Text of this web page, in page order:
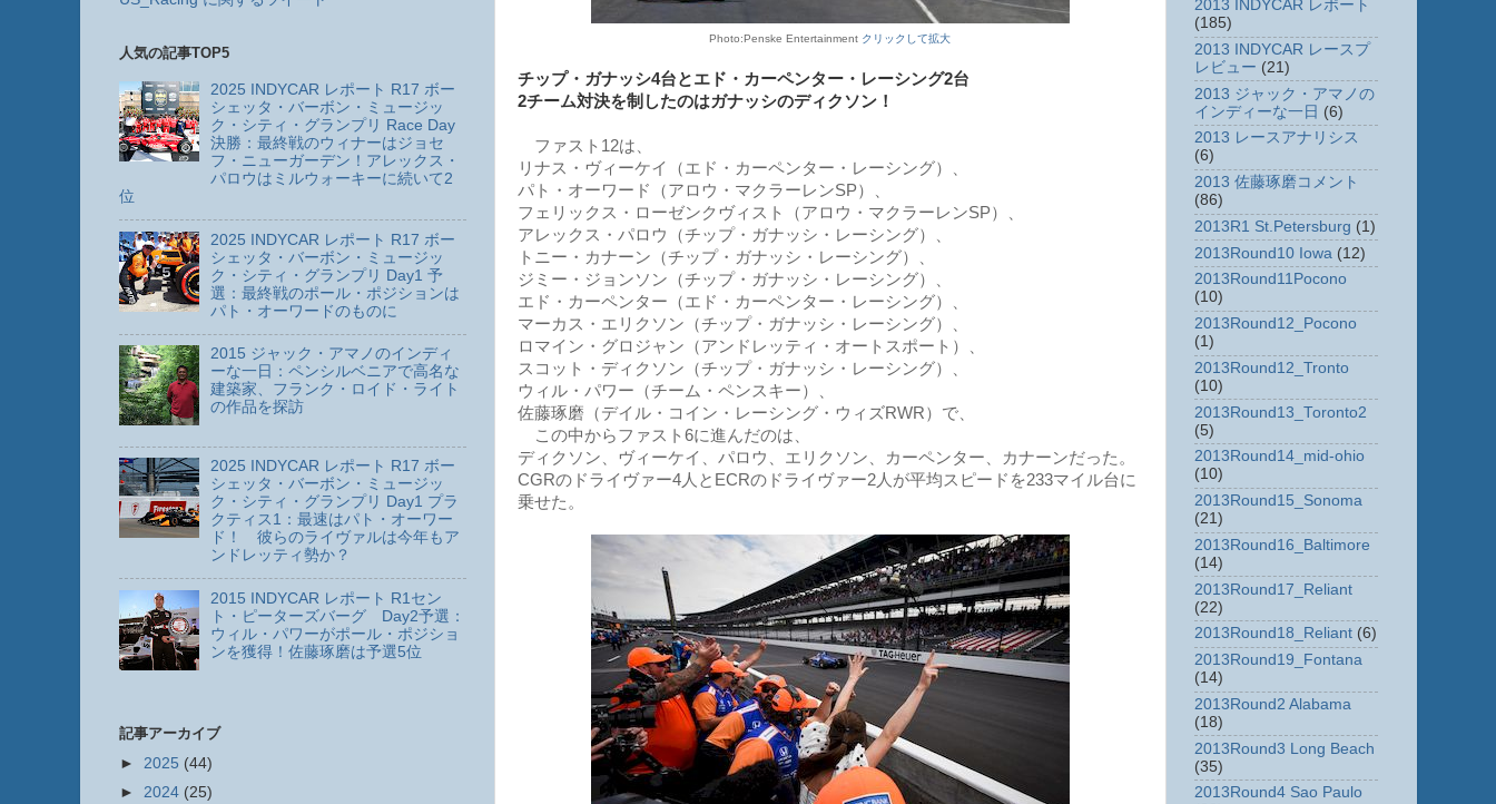
Photo:Penske Entertainment クリックして拡大
チップ・ガナッシ4台とエド・カーペンター・レーシング2台
2チーム対決を制したのはガナッシのディクソン！
ファスト12は、
リナス・ヴィーケイ（エド・カーペンター・レーシング）、
パト・オーワード（アロウ・マクラーレンSP）、
フェリックス・ローゼンクヴィスト（アロウ・マクラーレンSP）、
アレックス・パロウ（チップ・ガナッシ・レーシング）、
トニー・カナーン（チップ・ガナッシ・レーシング）、
ジミー・ジョンソン（チップ・ガナッシ・レーシング）、
エド・カーペンター（エド・カーペンター・レーシング）、
マーカス・エリクソン（チップ・ガナッシ・レーシング）、
ロマイン・グロジャン（アンドレッティ・オートスポート）、
スコット・ディクソン（チップ・ガナッシ・レーシング）、
ウィル・パワー（チーム・ペンスキー）、
佐藤琢磨（デイル・コイン・レーシング・ウィズRWR）で、
この中からファスト6に進んだのは、
ディクソン、ヴィーケイ、パロウ、エリクソン、カーペンター、カナーンだった。
CGRのドライヴァー4人とECRのドライヴァー2人が平均スピードを233マイル台に
乗せた。
人気の記事TOP5
2025 INDYCAR レポート R17 ボー
シェッタ・バーボン・ミュージッ
ク・シティ・グランプリ Race Day
決勝：最終戦のウィナーはジョセ
フ・ニューガーデン！アレックス・
パロウはミルウォーキーに続いて2
位
2025 INDYCAR レポート R17 ボー
シェッタ・バーボン・ミュージッ
ク・シティ・グランプリ Day1 予
選：最終戦のポール・ポジションは
パト・オーワードのものに
2015 ジャック・アマノのインディ
ーな一日：ペンシルベニアで高名な
建築家、フランク・ロイド・ライト
の作品を探訪
2025 INDYCAR レポート R17 ボー
シェッタ・バーボン・ミュージッ
ク・シティ・グランプリ Day1 プラ
クティス1：最速はパト・オーワー
ド！ 彼らのライヴァルは今年もア
ンドレッティ勢か？
2015 INDYCAR レポート R1セン
ト・ピーターズバーグ Day2予選：
ウィル・パワーがポール・ポジショ
ンを獲得！佐藤琢磨は予選5位
記事アーカイブ
► 2025 (44)
► 2024 (25)
2013 INDYCAR レポート
(185)
2013 INDYCAR レースプ
レビュー (21)
2013 ジャック・アマノの
インディーな一日 (6)
2013 レースアナリシス
(6)
2013 佐藤琢磨コメント
(86)
2013R1 St.Petersburg (1)
2013Round10 Iowa (12)
2013Round11Pocono
(10)
2013Round12_Pocono
(1)
2013Round12_Tronto
(10)
2013Round13_Toronto2
(5)
2013Round14_mid-ohio
(10)
2013Round15_Sonoma
(21)
2013Round16_Baltimore
(14)
2013Round17_Reliant
(22)
2013Round18_Reliant (6)
2013Round19_Fontana
(14)
2013Round2 Alabama
(18)
2013Round3 Long Beach
(35)
2013Round4 Sao Paulo